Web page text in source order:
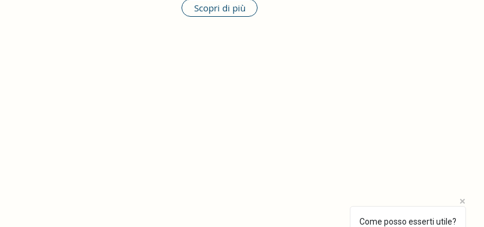
Scopri di più
Come posso esserti utile?